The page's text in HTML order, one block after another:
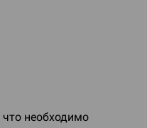
что необходимо